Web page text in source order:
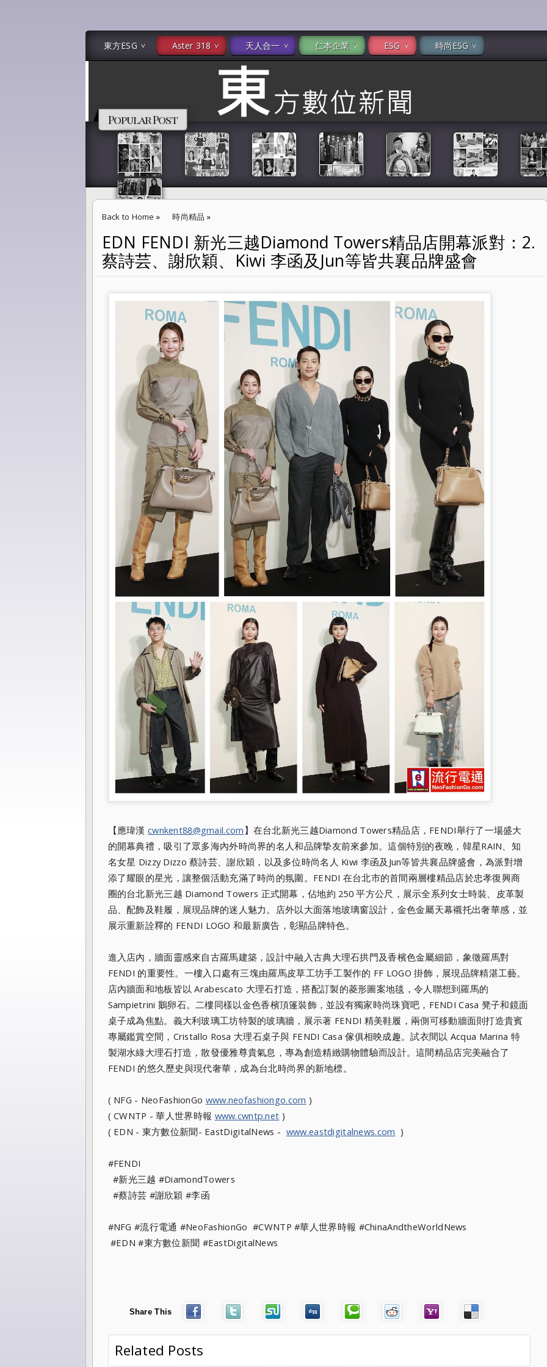
東方ESG Aster 318 天人合一 仁本企業 ESG 時尚ESG
Popular Post
Back to Home » 時尚精品 »
EDN FENDI 新光三越Diamond Towers精品店開幕派對：2.蔡詩芸、謝欣穎、Kiwi 李函及Jun等皆共襄品牌
盛會
EDN FENDI 新光三越Diamond Towers精品店開幕派對：2.
蔡詩芸、謝欣穎、Kiwi 李函及Jun等皆共襄品牌盛會
【應瑋漢 cwnkent88@gmail.com 】在台北新光三越Diamond Towers精品店，FENDI舉行了一場盛大
的開幕典禮，吸引 了眾多海內外時尚界的名人和品牌摯友前來參加。這個特別的夜晚， 韓星RAIN、知
名女星 Dizzy Dizzo 蔡詩芸、謝欣穎，以及多位時尚名人 Kiwi 李函及Jun等皆共襄品牌盛會，為派對增
添了耀眼的星光，讓整個活動充滿了時尚的氛圍。FENDI 在台北市的首間兩層樓精品店於忠孝復興商
圈的台北新光三越 Diamond Towers 正式開幕，佔地約 250 平方公尺，展示全系列女士時裝、皮革製
品、配飾及鞋履，展現品牌的迷人魅力。店外以大面落地玻璃窗設計，金色金屬天幕襯托出奢華感，並
展示重新詮釋的 FENDI LOGO 和最新廣告，彰顯品牌特色。
進入店內，牆面靈感來自古羅馬建築，設計中融入古典大理石拱門及香檳色金屬細節，象徵羅馬對
FENDI 的重要性。一樓入口處有三塊由羅馬皮草工坊手工製作的 FF LOGO 掛飾，展現品牌精湛工藝。
店內牆面和地板皆以 Arabescato 大理石打造，搭配訂製的菱形圖案地毯，令人聯想到羅馬的
Sampietrini 鵝卵石。二樓同樣以金色香檳頂篷裝飾，並設有獨家時尚珠寶吧，FENDI Casa 凳子和鏡面
桌子成為焦點。義大利玻璃工坊特製的玻璃牆，展示著 FENDI 精美鞋履，兩側可移動牆面則打造貴賓
專屬鑑賞空間，Cristallo Rosa 大理石桌子與 FENDI Casa 傢俱相映成趣。試衣間以 Acqua Marina 特
製湖水綠大理石打造，散發優雅尊貴氣息，專為創造精緻購物體驗而設計。這間精品店完美融合了
FENDI 的悠久歷史與現代奢華，成為台北時尚界的新地標。
( NFG - NeoFashionGo www.neofashiongo.com )
( CWNTP - 華人世界時報 www.cwntp.net )
( EDN - 東方數位新聞- EastDigitalNews - www.eastdigitalnews.com )
#FENDI
#新光三越 #DiamondTowers
#蔡詩芸 #謝欣穎 #李函
#NFG #流行電通 #NeoFashionGo #CWNTP #華人世界時報 #ChinaAndtheWorldNews
#EDN #東方數位新聞 #EastDigitalNews
Share This
Related Posts